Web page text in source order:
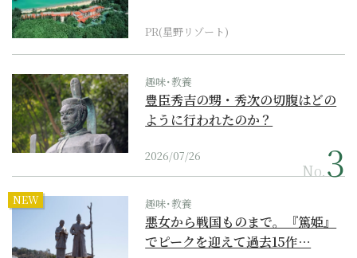
PR(星野リゾート)
趣味･教養
豊臣秀吉の甥・秀次の切腹はどの
ように行われたのか？
2026/07/26
No.
NEW 趣味･教養
悪女から戦国ものまで。『篤姫』
でピークを迎えて過去15作…